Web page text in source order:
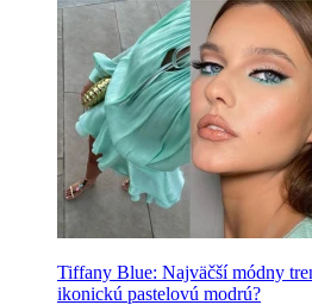
Tiffany Blue: Najväčší módny
ikonickú pastelovú modrú?